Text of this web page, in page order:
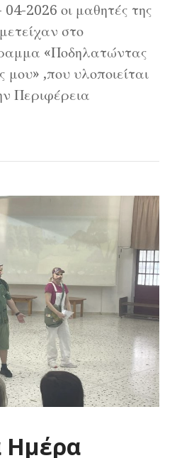
2026 οι μαθητές της
στο
«Ποδηλατώντας
,που υλοποιείται
Περιφέρεια
Ημέρα